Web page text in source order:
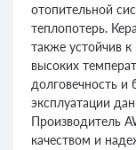
отопительной
теплопотерь.
также устойчив
высоких
долговечность и
эксплуатации
Производитель
качеством и